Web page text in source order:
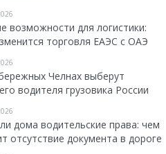
возможности для логистики:
торговля ЕАЭС с ОАЭ
Челнах выберут
водителя грузовика России
дома водительские права: чем
отсутствие документа в дороге